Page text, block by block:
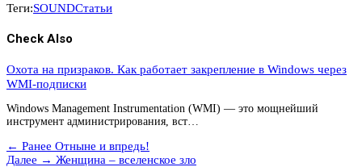
Теги:SOUNDСтатьи
Check Also
Охота на призраков. Как работает закрепление в Windows через
WMI-подписки
Windows Management Instrumentation (WMI) — это мощнейший
инструмент администрирования, вст…
← Ранее Отныне и впредь!
Далее → Женщина – вселенское зло